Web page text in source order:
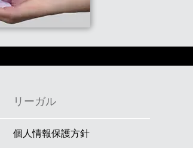
リーガル
個人情報保護方針